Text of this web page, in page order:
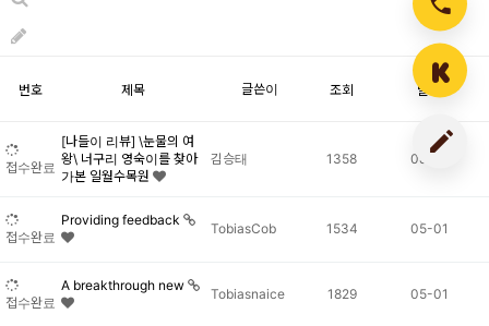
번호 제목 글쓴이 조회 날짜
접수완료
[나들이 리뷰] \눈물의 여
왕\ 너구리 영숙이를 찾아
가본 일월수목원
김승태 1358 08-28
접수완료
Providing feedback
TobiasCob 1534 05-01
접수완료
A breakthrough new
Tobiasnaice 1829 05-01